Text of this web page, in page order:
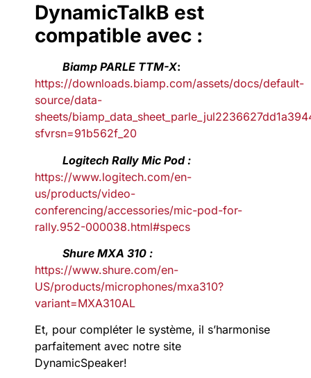
DynamicTalkB est
compatible avec :
Biamp PARLE TTM-X:
https://downloads.biamp.com/assets/docs/default-
source/data-
sheets/
sfvrsn=91b562f_20
Logitech Rally Mic Pod :
https://www.logitech.com/en-
us/products/video-
conferencing/accessories/mic-pod-for-
rally.952-000038.html#specs
Shure MXA 310 :
https://www.shure.com/en-
US/products/microphones/mxa310?
variant=MXA310AL
Et, pour compléter le système, il s’harmonise
parfaitement avec notre site
DynamicSpeaker!